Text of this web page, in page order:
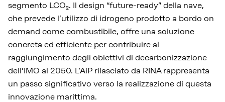
segmento LCO₂. Il design “future-ready” della nave,
che prevede l’utilizzo di idrogeno prodotto a bordo on
demand come combustibile, offre una soluzione
concreta ed efficiente per contribuire al
raggiungimento degli obiettivi di decarbonizzazione
dell’IMO al 2050. L’AiP rilasciato da RINA rappresenta
un passo significativo verso la realizzazione di questa
innovazione marittima.